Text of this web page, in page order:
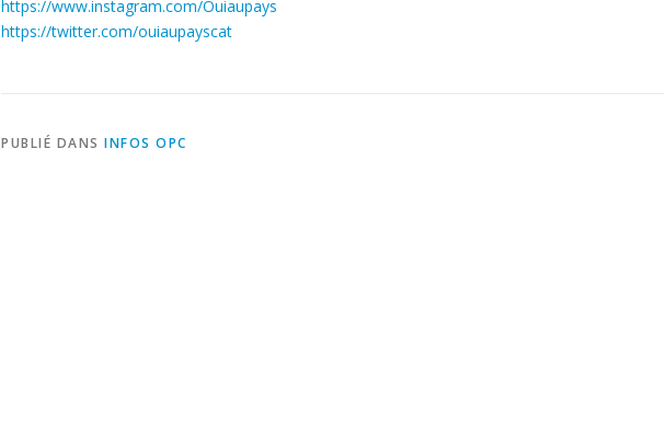
https://www.instagram.com/Ouiaupays
https://twitter.com/ouiaupayscat
PUBLIÉ DANS INFOS OPC